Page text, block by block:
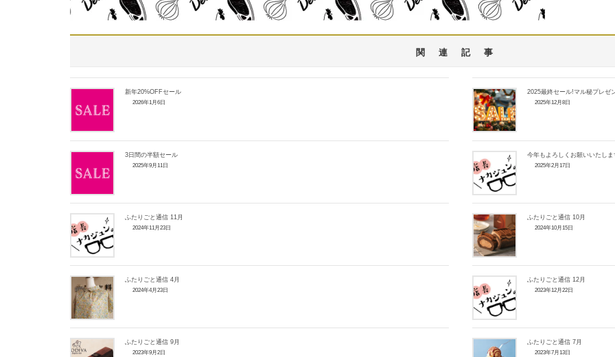
関連記事
新年20%OFFセール
2026年1月6日
2025最終セール!マル秘プレゼ
2025年12月8日
3日間の半額セール
2025年9月11日
今年もよろしくお願いいたしま
2025年2月17日
ふたりごと通信 11月
2024年11月23日
ふたりごと通信 10月
2024年10月15日
ふたりごと通信 4月
2024年4月23日
ふたりごと通信 12月
2023年12月22日
ふたりごと通信 9月
2023年9月2日
ふたりごと通信 7月
2023年7月13日